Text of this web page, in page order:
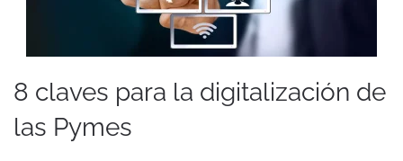
8 claves para la digitalización de
las Pymes